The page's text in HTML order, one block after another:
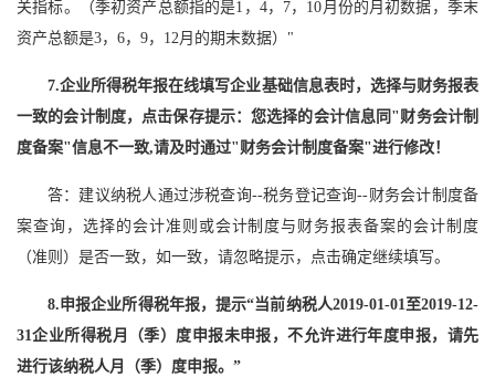
关指标。（季初资产总额指的是1，4，7，10月份的月初数据，季末
资产总额是3，6，9，12月的期末数据）"
7.企业所得税年报在线填写企业基础信息表时，选择与财务报表
一致的会计制度，点击保存提示：您选择的会计信息同"财务会计制
度备案"信息不一致,请及时通过"财务会计制度备案"进行修改！
答：建议纳税人通过涉税查询--税务登记查询--财务会计制度备
案查询，选择的会计准则或会计制度与财务报表备案的会计制度
（准则）是否一致，如一致，请忽略提示，点击确定继续填写。
8.申报企业所得税年报，提示“当前纳税人2019-01-01至2019-12-
31企业所得税月（季）度申报未申报，不允许进行年度申报，请先
进行该纳税人月（季）度申报。”